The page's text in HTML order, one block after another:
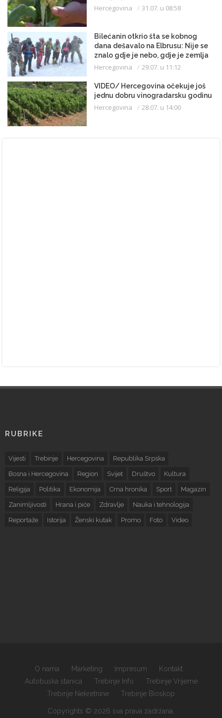
Hercegovina 31.07. u 08:58
Bilećanin otkrio šta se kobnog
dana dešavalo na Elbrusu: Nije se
znalo gdje je nebo, gdje je zemlja
Hercegovina 29.07. u 11:12
VIDEO/ Hercegovina očekuje još
jednu dobru vinogradarsku godinu
Hercegovina 28.07. u 14:00
RUBRIKE
Vijesti Trebinje Hercegovina Republika Srpska
Bosna i Hercegovina Region Svijet Društvo Kultura
Religija Politika Ekonomija Crna hronika Sport Magazin
Zanimljivosti Hrana i piće Zdravlje Nauka i tehnologija
Reportaže Istorija Ženski kutak Promo Foto Video
O nama Marketing Impresum
Kontakt
Autobuska stanica
Trebinje Info
Trebinje Vrijeme
Trebinje Nekretnine
Trebinje Bioskop
Copyrights © 2026 sva prava zadržana.